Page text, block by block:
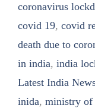
coronavirus
covid 19, covid
death due to
in india, india
Latest India
inida, ministry of